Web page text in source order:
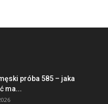
próba 585 – jaka
ma...